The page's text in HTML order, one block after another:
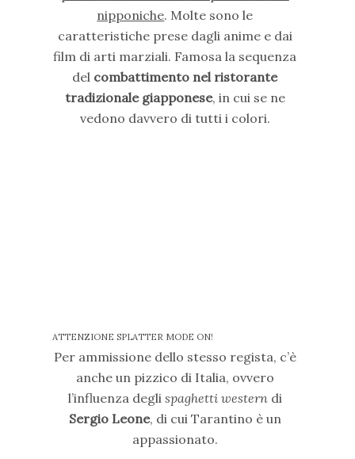
nipponiche. Molte sono le
caratteristiche prese dagli anime e dai
film di arti marziali. Famosa la sequenza
del combattimento nel ristorante
tradizionale giapponese, in cui se ne
vedono davvero di tutti i colori.
ATTENZIONE SPLATTER MODE ON!
Per ammissione dello stesso regista, c’è
anche un pizzico di Italia, ovvero
l’influenza degli spaghetti westerndi
Sergio Leone, di cui Tarantino è un
appassionato.